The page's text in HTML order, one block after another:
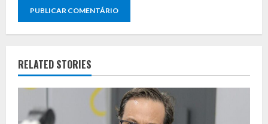
RELATED STORIES